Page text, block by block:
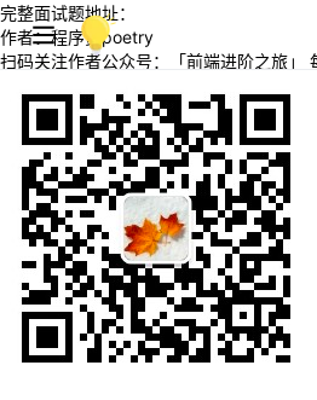
完整面试题地址：
作者：程序员poetry
扫码关注作者公众号：「前端进阶之旅」